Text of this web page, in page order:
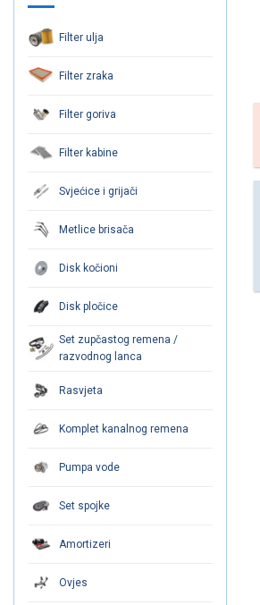
Filter ulja
Filter zraka
Filter goriva
Filter kabine
Svjećice i grijači
Metlice brisača
Disk kočioni
Disk pločice
Set zupčastog remena /
razvodnog lanca
Rasvjeta
Komplet kanalnog remena
Pumpa vode
Set spojke
Amortizeri
Ovjes